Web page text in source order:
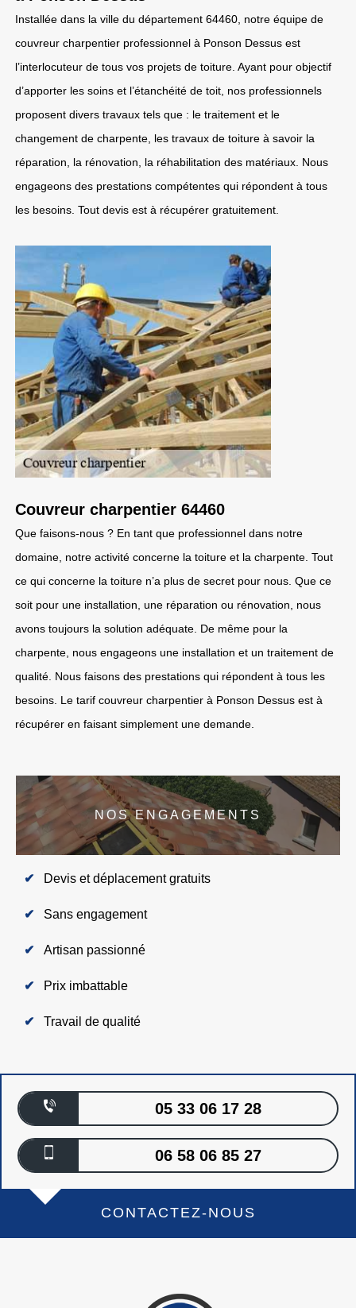
Installée dans la ville du département 64460, notre équipe de
couvreur charpentier professionnel à Ponson Dessus est
l’interlocuteur de tous vos projets de toiture. Ayant pour objectif
d’apporter les soins et l’étanchéité de toit, nos professionnels
proposent divers travaux tels que : le traitement et le
changement de charpente, les travaux de toiture à savoir la
réparation, la rénovation, la réhabilitation des matériaux. Nous
engageons des prestations compétentes qui répondent à tous
les besoins. Tout devis est à récupérer gratuitement.
Couvreur charpentier 64460
Que faisons-nous ? En tant que professionnel dans notre
domaine, notre activité concerne la toiture et la charpente. Tout
ce qui concerne la toiture n’a plus de secret pour nous. Que ce
soit pour une installation, une réparation ou rénovation, nous
avons toujours la solution adéquate. De même pour la
charpente, nous engageons une installation et un traitement de
qualité. Nous faisons des prestations qui répondent à tous les
besoins. Le tarif couvreur charpentier à Ponson Dessus est à
récupérer en faisant simplement une demande.
NOS ENGAGEMENTS
Devis et déplacement gratuits
Sans engagement
Artisan passionné
Prix imbattable
Travail de qualité
05 33 06 17 28
06 58 06 85 27
CONTACTEZ-NOUS